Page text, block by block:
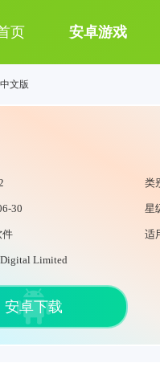
页 安卓游戏
文版
类
30 星
件 适
Limited
安卓下载